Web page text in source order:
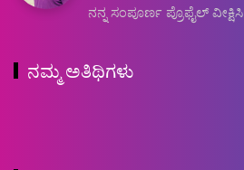
ನನ್ನ ಸಂಪೂರ್ಣ ಪ್ರೊಫೈಲ್ ವೀಕ್ಷಿಸಿ
ನಮ್ಮ ಅತಿಥಿಗಳು